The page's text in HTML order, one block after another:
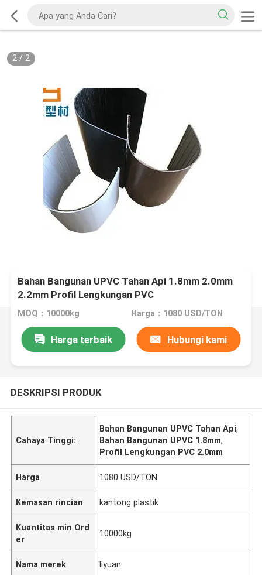
2/ 2
Bahan Bangunan UPVC Tahan Api 1.8mm 2.0mm
2.2mm Profil Lengkungan PVC
MOQ：10000kg Harga：1080 USD/TON
Harga terbaik Hubungi kami
DESKRIPSI PRODUK
Cahaya Tinggi:
Bahan Bangunan UPVC Tahan Api,
Bahan Bangunan UPVC 1.8mm,
Profil Lengkungan PVC 2.0mm
Harga 1080 USD/TON
Kemasan rincian kantong plastik
Kuantitas min Ord
er
10000kg
Nama merek liyuan